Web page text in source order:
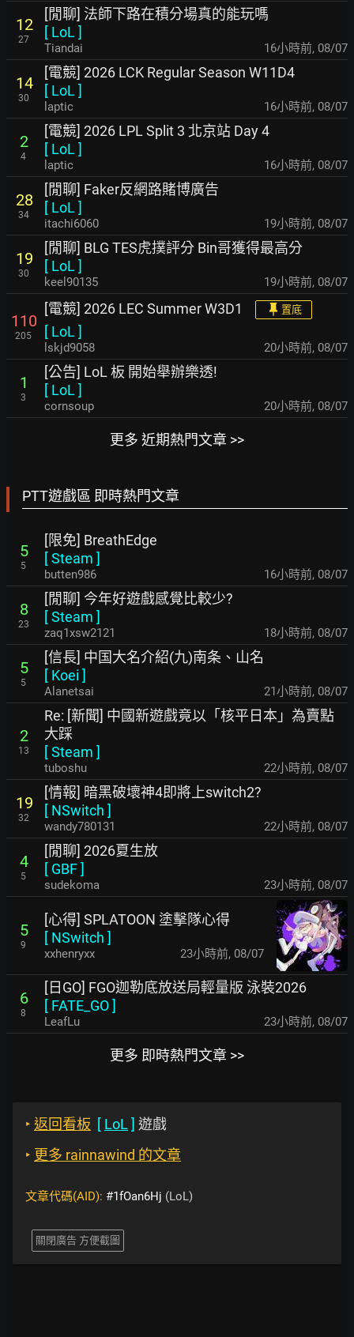
12
27
[閒聊] 法師下路在積分場真的能玩嗎
[ LoL ]
Tiandai 16小時前, 08/07
14
30
[電競] 2026 LCK Regular Season W11D4
[ LoL ]
laptic 16小時前, 08/07
2
4
[電競] 2026 LPL Split 3 北京站 Day 4
[ LoL ]
laptic 16小時前, 08/07
28
34
[閒聊] Faker反網路賭博廣告
[ LoL ]
itachi6060 19小時前, 08/07
19
30
[閒聊] BLG TES虎撲評分 Bin哥獲得最高分
[ LoL ]
keel90135 19小時前, 08/07
110
205
[電競] 2026 LEC Summer W3D1 置底
[ LoL ]
lskjd9058 20小時前, 08/07
1
3
[公告] LoL 板 開始舉辦樂透!
[ LoL ]
cornsoup 20小時前, 08/07
更多 近期熱門文章 >>
PTT遊戲區 即時熱門文章
5
5
[限免] BreathEdge
[Steam ]
butten986 16小時前, 08/07
8
23
[閒聊] 今年好遊戲感覺比較少?
[Steam ]
zaq1xsw2121 18小時前, 08/07
5
5
[信長] 中国大名介紹(九)南条、山名
[ Koei ]
Alanetsai 21小時前, 08/07
2
13
Re: [新聞] 中國新遊戲竟以「核平日本」為賣點
大踩
[Steam ]
tuboshu 22小時前, 08/07
19
32
[情報] 暗黑破壞神4即將上switch2?
[ NSwitch ]
wandy780131 22小時前, 08/07
4
5
[閒聊] 2026夏生放
[ GBF]
sudekoma 23小時前, 08/07
5
9
[心得] SPLATOON 塗擊隊心得
[ NSwitch ]
xxhenryxx 23小時前, 08/07
6
8
[日GO] FGO迦勒底放送局輕量版 泳裝2026
[ FATE_GO]
LeafLu 23小時前, 08/07
更多 即時熱門文章 >>
‣ 返回看板 [ LoL ] 遊戲
‣ 更多 rainnawind 的文章
文章代碼(AID): #1fOan6Hj (LoL)
關閉廣告 方便截圖